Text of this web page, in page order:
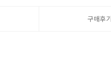
구매후기